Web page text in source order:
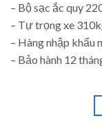
– Bộ sạc ắc quy
– Tự trọng xe
– Hàng nhập khẩu
– Bảo hành 12